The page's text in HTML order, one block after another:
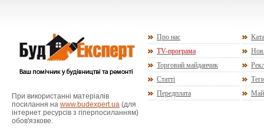
При використанні матеріалів
посилання на www.budexpert.ua (для
інтернет ресурсів з гіперпосиланням)
обов'язкове.
Про нас
TV-програма
Торговий майданчик
Статті
Теги
Передплата